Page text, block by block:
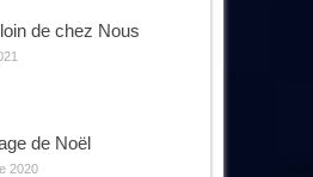
de chez Nous
de Noël
2020